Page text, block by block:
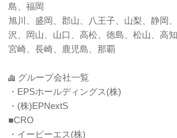
島、福岡
旭川、盛岡、郡山、八王子、山梨、静岡
沢、岡山、山口、高松、徳島、松山、高
宮崎、長崎、鹿児島、那覇
グループ会社一覧
・EPSホールディングス(株)
・(株)EPNextS
■CRO
・イーピーエス(株)